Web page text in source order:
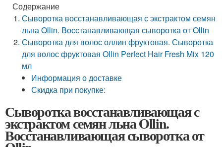
Содержание
Сыворотка восстанавливающая с экстрактом семян
льна Ollin. Восстанавливающая сыворотка от Ollin
Сыворотка для волос оллин фруктовая. Сыворотка
для волос фруктовая Ollin Perfect Hair Fresh Mix 120
мл
Информация о доставке
Скидка при покупке:
Сыворотка восстанавливающая с
экстрактом семян льна Ollin.
Восстанавливающая сыворотка от